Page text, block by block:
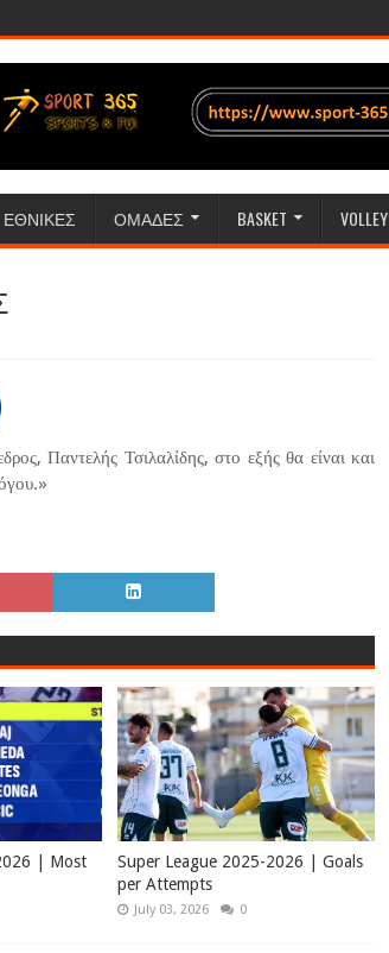
ΕΘΝΙΚΕΣ ΟΜΑΔΕΣ BASKET VOLLEY
Παντελής Τσιλαλίδης, στο εξής θα είναι και
| Most
Super League 2025-2026 | Goals
per Attempts
July 03, 2026 0